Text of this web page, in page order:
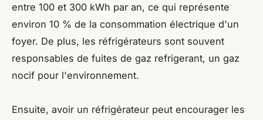
entre 100 et 300 kWh par an, ce qui représente
environ 10 % de la consommation électrique d'un
foyer. De plus, les réfrigérateurs sont souvent
responsables de fuites de gaz refrigerant, un gaz
nocif pour l'environnement.
Ensuite, avoir un réfrigérateur peut encourager les